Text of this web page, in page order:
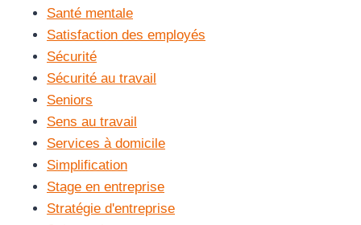
Santé mentale
Satisfaction des employés
Sécurité
Sécurité au travail
Seniors
Sens au travail
Services à domicile
Simplification
Stage en entreprise
Stratégie d'entreprise